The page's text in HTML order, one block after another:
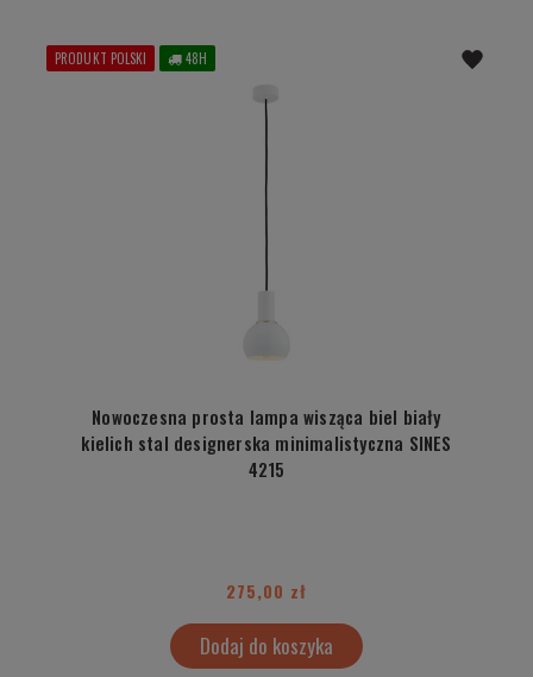
Nowoczesna prosta lampa wisząca biel biały
kielich stal designerska minimalistyczna SINES
4215
275,00 zł
Dodaj do koszyka
PRODUKT POLSKI 48H